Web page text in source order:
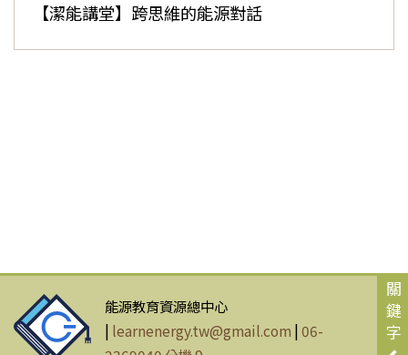
【潔能講堂】跨思維的能源對話
關
鍵
字
能源教育資源總中心
| learnenergy.tw@gmail.com |06-